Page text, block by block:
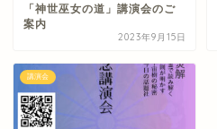
「神世巫女の道」講演会のご
案内
2023年9月15日
講演会